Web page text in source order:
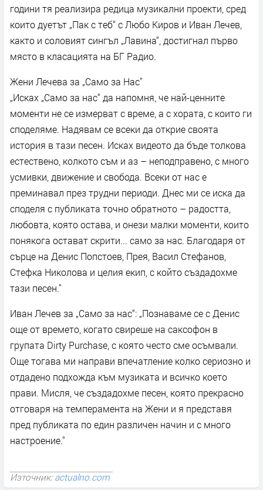
години тя реализира редица музикални проекти, сред
които дуетът „Пак с теб“ с Любо Киров и Иван Лечев,
както и соловият сингъл „Лавина“, достигнал първо
място в класацията на БГ Радио.
Жени Лечева за „Само за Нас"
„Исках „Само за нас“ да напомня, че най-ценните
моменти не се измерват с време, а с хората, с които ги
споделяме. Надявам се всеки да открие своята
история в тази песен. Исках видеото да бъде толкова
естествено, колкото съм и аз – неподправено, с много
усмивки, движение и свобода. Всеки от нас е
преминавал през трудни периоди. Днес ми се иска да
споделя с публиката точно обратното – радостта,
любовта, която остава, и онези малки моменти, които
понякога остават скрити... само за нас. Благодаря от
сърце на Денис Попстоев, Прея, Васил Стефанов,
Стефка Николова и целия екип, с който създадохме
тази песен."
Иван Лечев за „Само за нас“: „Познаваме се с Денис
още от времето, когато свиреше на саксофон в
групата Dirty Purchase, с която често сме осъмвали.
Още тогава ми направи впечатление колко сериозно и
отдадено подхожда към музиката и всичко което
прави. Мисля, че създадохме песен, която прекрасно
отговаря на темперамента на Жени и я представя
пред публиката по един различен начин и с много
настроение."
Източник: actualno.com